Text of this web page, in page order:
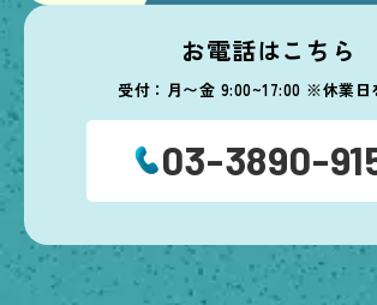
お電話はこちら
受付：月〜金 9:00~17:00 ※休業日
03-3890-